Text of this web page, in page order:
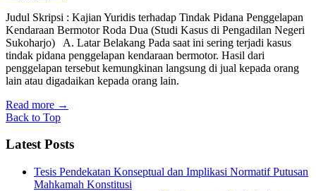
Judul Skripsi : Kajian Yuridis terhadap Tindak Pidana Penggelapan
Kendaraan Bermotor Roda Dua (Studi Kasus di Pengadilan Negeri
Sukoharjo) A. Latar Belakang Pada saat ini sering terjadi kasus
tindak pidana penggelapan kendaraan bermotor. Hasil dari
penggelapan tersebut kemungkinan langsung di jual kepada orang
lain atau digadaikan kepada orang lain.
Read more →
Back to Top
Latest Posts
Tesis Pendekatan Konseptual dan Implikasi Normatif Putusan
Mahkamah Konstitusi